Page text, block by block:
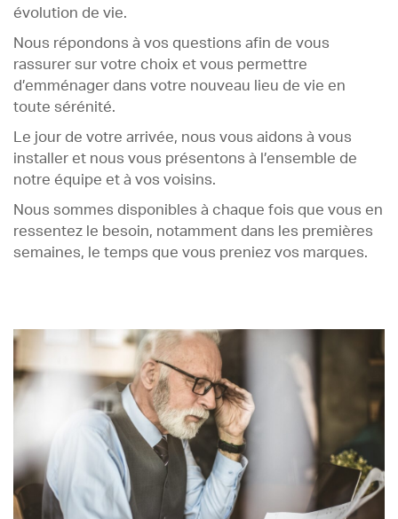
évolution de vie.
Nous répondons à vos questions afin de vous
rassurer sur votre choix et vous permettre
d’emménager dans votre nouveau lieu de vie en
toute sérénité.
Le jour de votre arrivée, nous vous aidons à vous
installer et nous vous présentons à l’ensemble de
notre équipe et à vos voisins.
Nous sommes disponibles à chaque fois que vous en
ressentez le besoin, notamment dans les premières
semaines, le temps que vous preniez vos marques.